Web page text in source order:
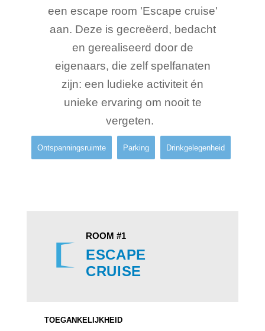
een escape room 'Escape cruise'
aan. Deze is gecreëerd, bedacht
en gerealiseerd door de
eigenaars, die zelf spelfanaten
zijn: een ludieke activiteit én
unieke ervaring om nooit te
vergeten.
Ontspanningsruimte Parking Drinkgelegenheid
ROOM #1
ESCAPE
CRUISE
TOEGANKELIJKHEID